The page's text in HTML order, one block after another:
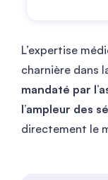
L’expertise
charnière dans
mandaté par
l’ampleur des
directement le